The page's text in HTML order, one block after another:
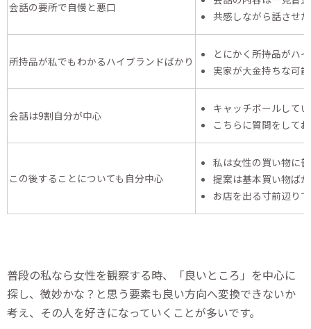
会話の要所で自慢と悪口
共感しながら話させ
所持品が私でもわかるハイブランドばかり
とにかく所持品がハ
実家が大金持ちな可
会話は9割自分が中心
キャッチボールして
こちらに質問をして
この後することについても自分中心
私は女性の買い物に
提案は基本買い物ば
お店を出る寸前辺り
普段の私なら女性を観察する時、「良いところ」を中心に
探し、微妙かな？と思う要素も良い方向へ変換できないか
考え、その人を好きになっていくことが多いです。